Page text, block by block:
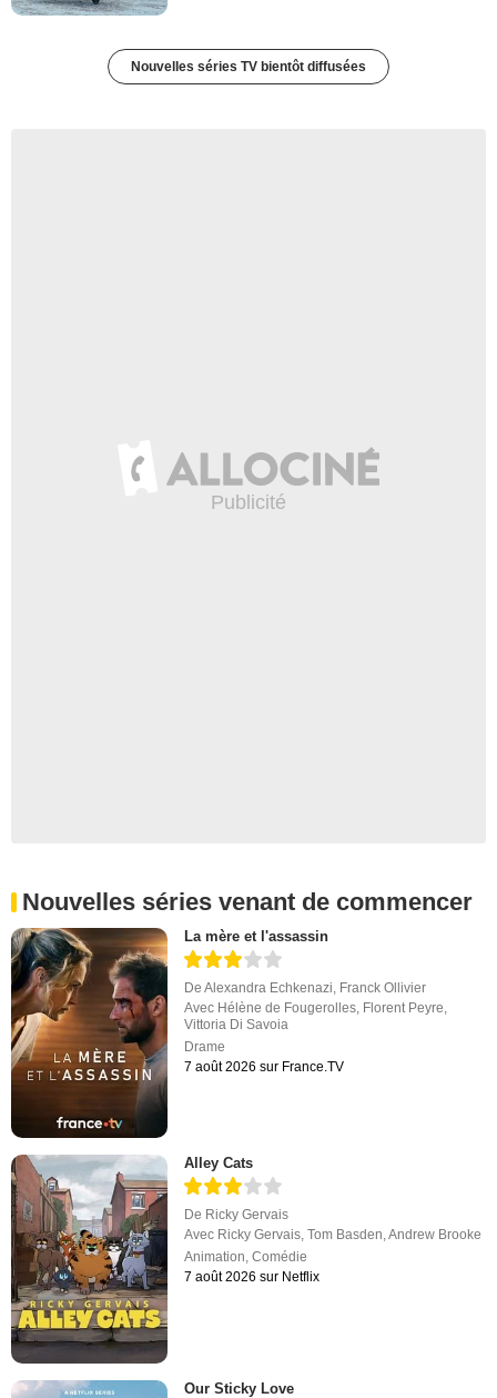
Nouvelles séries TV bientôt diffusées
Nouvelles séries venant de commencer
La mère et l'assassin
DeAlexandra Echkenazi, Franck Ollivier
Avec Hélène de Fougerolles, Florent Peyre,
Vittoria Di Savoia
Drame
7 août 2026 sur France.TV
Alley Cats
De Ricky Gervais
Avec Ricky Gervais ,Tom Basden ,Andrew Brooke
Animation ,Comédie
7 août 2026 sur Netflix
Our Sticky Love